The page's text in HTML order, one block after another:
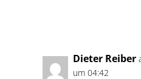
Dieter Reiber
um 04:42